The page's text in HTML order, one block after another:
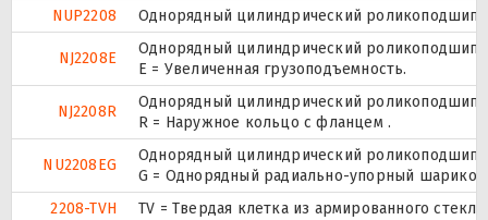
NUP2208
Однорядный цилиндрический
NJ2208E
Однорядный цилиндрический
Е = Увеличенная грузоподъемность.
NJ2208R
Однорядный цилиндрический
R = Наружное кольцо с фланцем .
NU2208EG
Однорядный цилиндрический
G = Однорядный радиально-упорный
2208-TVH
TV = Твердая клетка из армированного